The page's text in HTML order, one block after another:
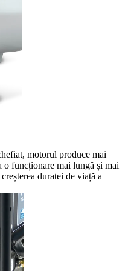
motorul produce mai
o funcționare mai lungă și mai
duratei de viață a